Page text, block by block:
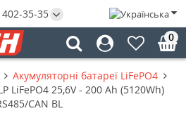
35-35
0
Акумуляторні батареї LiFePO4
LiFePO4 25,6V - 200 Ah (5120Wh)
CAN BL